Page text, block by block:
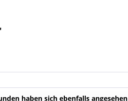
haben sich ebenfalls angesehen